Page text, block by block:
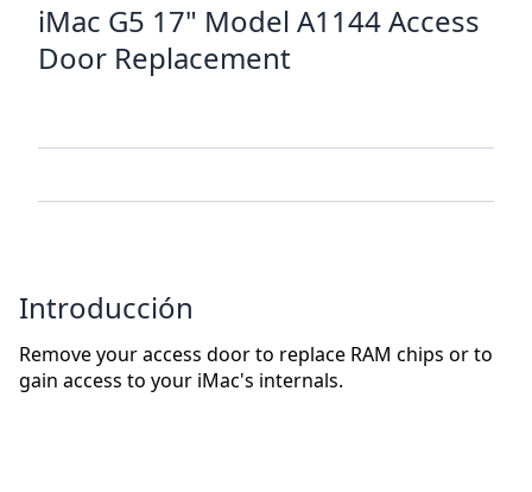
iMac G5 17" Model A1144 Access
Door Replacement
Introducción
Remove your access door to replace RAM chips or to
gain access to your iMac's internals.